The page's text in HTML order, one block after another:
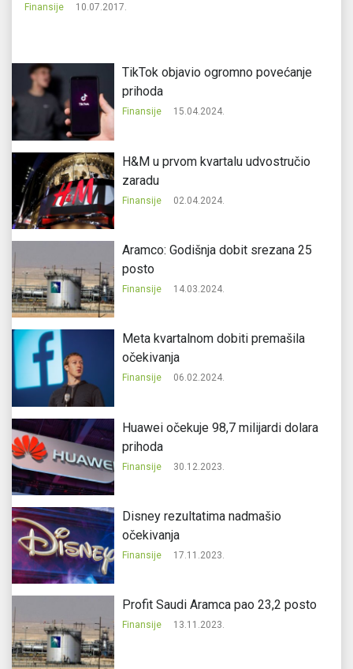
Finansije 10.07.2017.
TikTok objavio ogromno povećanje
prihoda
Finansije 15.04.2024.
H&M u prvom kvartalu udvostručio
zaradu
Finansije 02.04.2024.
Aramco: Godišnja dobit srezana 25
posto
Finansije 14.03.2024.
Meta kvartalnom dobiti premašila
očekivanja
Finansije 06.02.2024.
Huawei očekuje 98,7 milijardi dolara
prihoda
Finansije 30.12.2023.
Disney rezultatima nadmašio
očekivanja
Finansije 17.11.2023.
Profit Saudi Aramca pao 23,2 posto
Finansije 13.11.2023.